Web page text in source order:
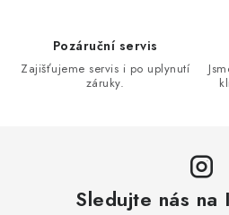
Pozáruční servis
Zajišťujeme servis i po uplynutí
záruky.
Sledujte nás na